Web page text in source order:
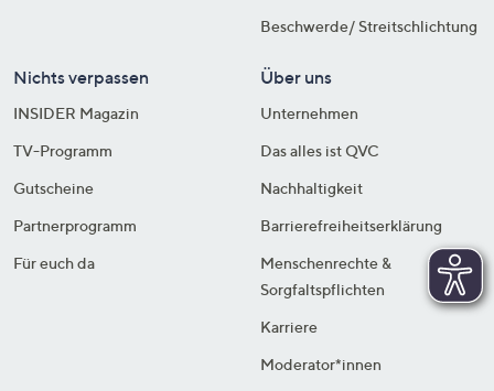
Beschwerde/ Streitschlichtung
Nichts verpassen
INSIDER Magazin
TV-Programm
Gutscheine
Partnerprogramm
Für euch da
Über uns
Unternehmen
Das alles ist QVC
Nachhaltigkeit
Barrierefreiheitserklärung
Menschenrechte &
Sorgfaltspflichten
Karriere
Moderator*innen